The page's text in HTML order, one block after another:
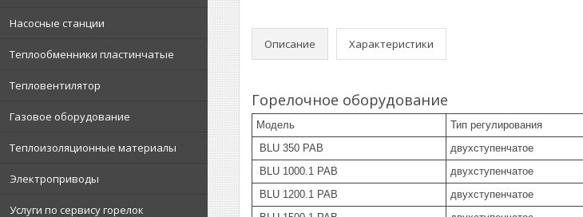
Насосные станции
Теплообменники пластинчатые
Тепловентилятор
Газовое оборудование
Теплоизоляционные материалы
Электроприводы
Услуги по сервису горелок
Описание Характеристики
Горелочное оборудование
Модель Тип регулирования
BLU 350 PAB
двухступенчатое
BLU 1000.1 PAB
двухступенчатое
BLU 1200.1 PAB
двухступенчатое